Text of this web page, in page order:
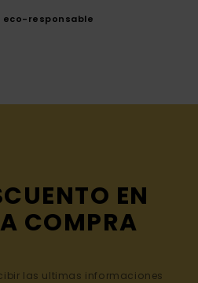
eco-responsable
EN
COMPRA
las ultimas informaciones